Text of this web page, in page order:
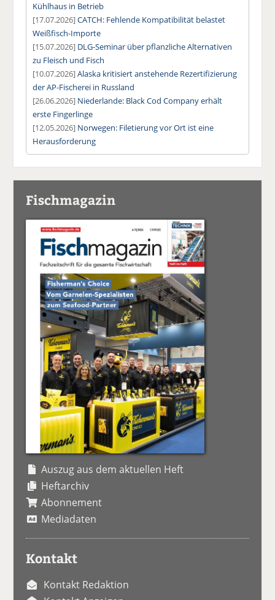
Kühlhaus in Betrieb
[17.07.2026]CATCH: Fehlende Kompatibilität belastet
Weißfisch-Importe
[15.07.2026] DLG-Seminar über pflanzliche Alternativen
zu Fleisch und Fisch
[10.07.2026]Alaska kritisiert anstehende Rezertifizierung
der AP-Fischerei in Russland
[26.06.2026] Niederlande: Black Cod Company erhält
erste Fingerlinge
[12.05.2026] Norwegen: Filetierung vor Ort ist eine
Herausforderung
Fischmagazin
Auszug aus dem aktuellen Heft
Heftarchiv
Abonnement
Mediadaten
Kontakt
Kontakt Redaktion